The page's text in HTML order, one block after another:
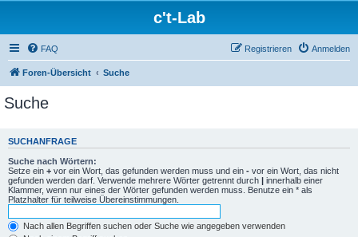
c't-Lab
FAQ Anmelden
Registrieren
Foren-Übersicht Suche
Suche
SUCHANFRAGE
Suche nach Wörtern:
Setze ein + vor ein Wort, das gefunden werden muss und ein - vor ein Wort, das nicht
gefunden werden darf. Verwende mehrere Wörter getrennt durch | innerhalb einer
Klammer, wenn nur eines der Wörter gefunden werden muss. Benutze ein * als
Platzhalter für teilweise Übereinstimmungen.
Nach allen Begriffen suchen oder Suche wie angegeben verwenden